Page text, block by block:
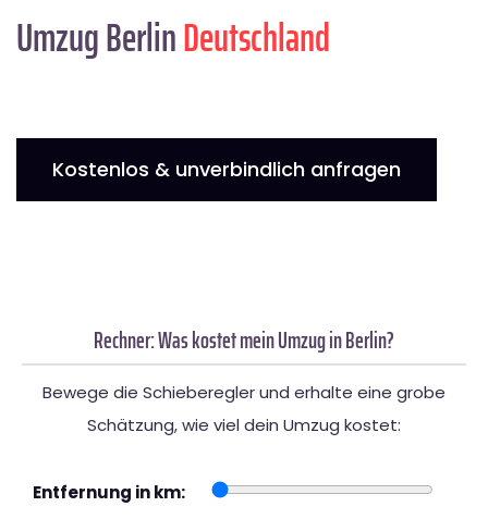
Umzug BerlinDeutschland
Kostenlos & unverbindlich anfragen
Rechner: Was kostet mein Umzug in Berlin?
Bewege die Schieberegler und erhalte eine grobe
Schätzung, wie viel dein Umzug kostet:
Entfernung in km: